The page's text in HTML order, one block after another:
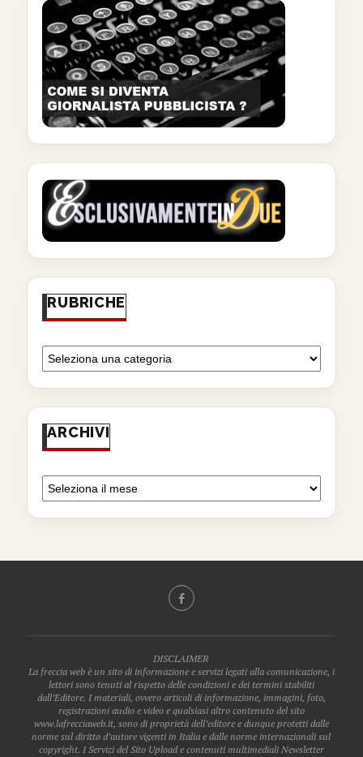
RUBRICHE
ARCHIVI
DISCLAIMER
La freccia web è un sito di informazione e servizi legati alla comunicazione, i
lettori sono tenuti al rispetto delle condizioni e dei termini stabiliti
dall’Editore. I materiali, ovvero articoli di informazione, immagini, foto,
registrazioni audio e video e qualsiasi altro contenuto del sito
www.lafrecciaweb.it, sono di proprietà dell’editore e dunque protetti dalle
norme sul diritto d’autore vigenti in Italia e dalle norme internazionali sul
copyright. I Servizi del Sito Upload e contenuti multimediali Newsletter